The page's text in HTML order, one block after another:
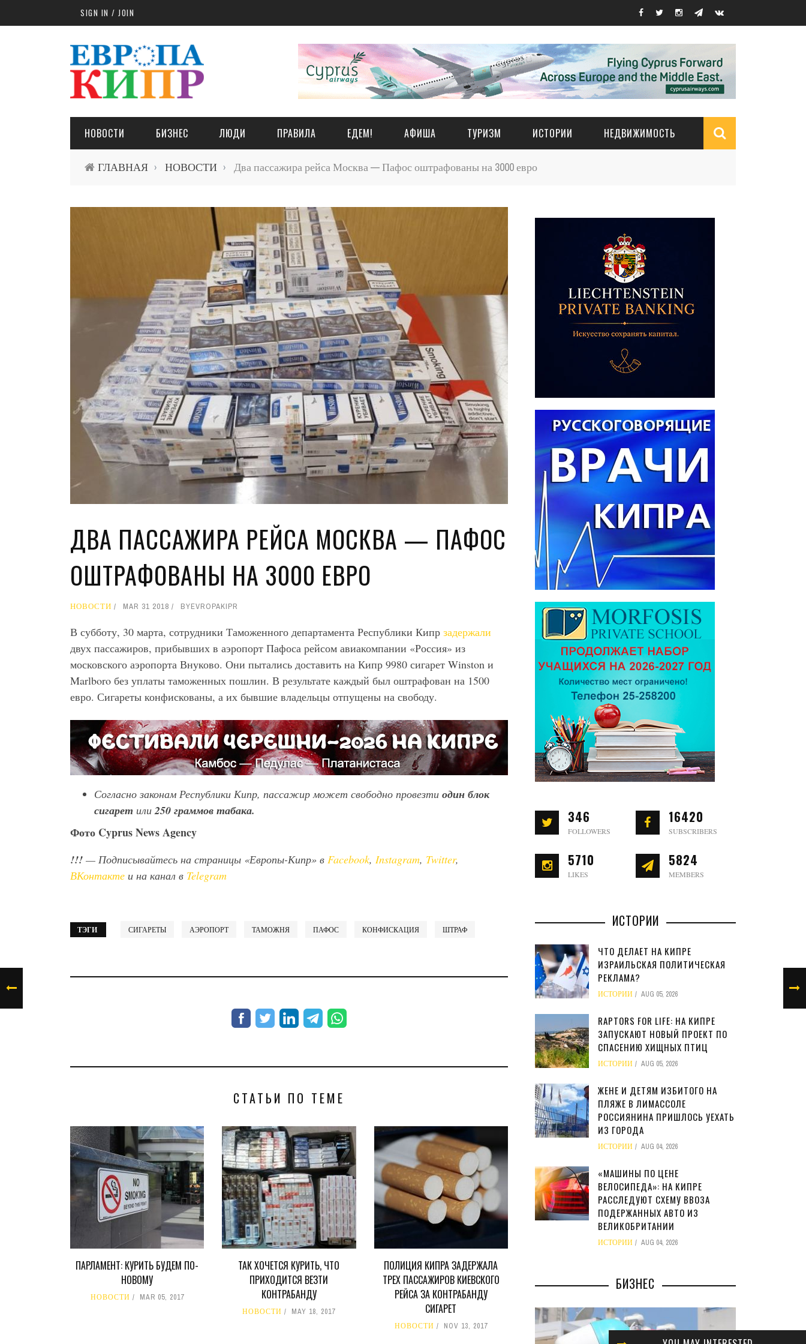
Skip to main contentSIGN IN / JOIN
НОВОСТИ БИЗНЕС ЛЮДИ ПРАВИЛА ЕДЕМ! АФИША ТУРИЗМ ИСТОРИИ НЕДВИЖИМОСТЬ
ГЛАВНАЯ › НОВОСТИ › Два пассажира рейса Москва — Пафос оштрафованы на 3000 евро
ДВА ПАССАЖИРА РЕЙСА МОСКВА — ПАФОС
ОШТРАФОВАНЫ НА 3000 ЕВРО
НОВОСТИ MAR 31 2018 BYEVROPAKIPR
В субботу, 30 марта, сотрудники Таможенного департамента Республики Кипр задержали
двух пассажиров, прибывших в аэропорт Пафоса рейсом авиакомпании «Россия» из
московского аэропорта Внуково. Они пытались доставить на Кипр 9980 сигарет Winston и
Marlboro без уплаты таможенных пошлин. В результате каждый был оштрафован на 1500
евро. Сигареты конфискованы, а их бывшие владельцы отпущены на свободу.
Согласно законам Республики Кипр, пассажир может свободно провезти один блок
сигарет или250 граммов табака.
Фото Cyprus News Agency
!!! — Подписывайтесь на страницы «Европы-Кипр» в Facebook, Instagram, Twitter,
ВКонтакте и на канал в Telegram
ТЭГИ СИГАРЕТЫ АЭРОПОРТ ТАМОЖНЯ ПАФОС КОНФИСКАЦИЯ ШТРАФ
СТАТЬИ ПО ТЕМЕ
ПАРЛАМЕНТ: КУРИТЬ БУДЕМ ПО-
НОВОМУ
НОВОСТИ MAR 05, 2017
ТАК ХОЧЕТСЯ КУРИТЬ, ЧТО
ПРИХОДИТСЯ ВЕЗТИ
КОНТРАБАНДУ
НОВОСТИ MAY 18, 2017
ПОЛИЦИЯ КИПРА ЗАДЕРЖАЛА
ТРЕХ ПАССАЖИРОВ КИЕВСКОГО
РЕЙСА ЗА КОНТРАБАНДУ
СИГАРЕТ
НОВОСТИ NOV 13, 2017
346
FOLLOWERS
16420
SUBSCRIBERS
5710
LIKES
5824
MEMBERS
ИСТОРИИ
ЧТО ДЕЛАЕТ НА КИПРЕ
ИЗРАИЛЬСКАЯ ПОЛИТИЧЕСКАЯ
РЕКЛАМА?
ИСТОРИИ AUG 05, 2026
RAPTORS FOR LIFE: НА КИПРЕ
ЗАПУСКАЮТ НОВЫЙ ПРОЕКТ ПО
СПАСЕНИЮ ХИЩНЫХ ПТИЦ
ИСТОРИИ AUG 05, 2026
ЖЕНЕ И ДЕТЯМ ИЗБИТОГО НА
ПЛЯЖЕ В ЛИМАССОЛЕ
РОССИЯНИНА ПРИШЛОСЬ УЕХАТЬ
ИЗ ГОРОДА
ИСТОРИИ AUG 04, 2026
«МАШИНЫ ПО ЦЕНЕ
ВЕЛОСИПЕДА»: НА КИПРЕ
РАССЛЕДУЮТ СХЕМУ ВВОЗА
ПОДЕРЖАННЫХ АВТО ИЗ
ВЕЛИКОБРИТАНИИ
ИСТОРИИ AUG 04, 2026
БИЗНЕС